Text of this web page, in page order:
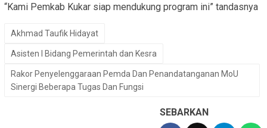
“Kami Pemkab Kukar siap mendukung program ini” tandasnya
Akhmad Taufik Hidayat
Asisten I Bidang Pemerintah dan Kesra
Rakor Penyelenggaraan Pemda Dan Penandatanganan MoU
Sinergi Beberapa Tugas Dan Fungsi
SEBARKAN